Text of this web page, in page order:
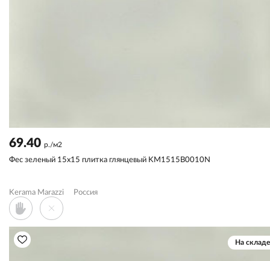
69.40 р./м2
Фес зеленый 15x15 плитка глянцевый KM1515B0010N
Kerama Marazzi Россия
На складе